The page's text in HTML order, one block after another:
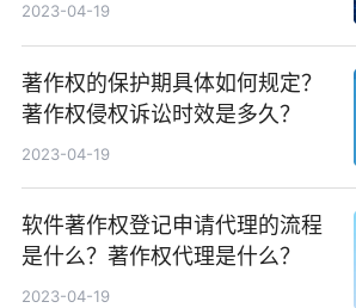
2023-04-19
著作权的保护期具体如何规定？
著作权侵权诉讼时效是多久？
2023-04-19
软件著作权登记申请代理的流程
是什么？著作权代理是什么？
2023-04-19